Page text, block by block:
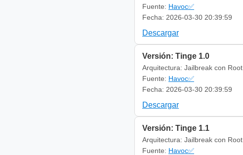
Fuente: Havoc✅
Fecha: 2026-03-30 20:39:59
Descargar
Versión: Tinge 1.0
Arquitectura: Jailbreak con Root
Fuente: Havoc✅
Fecha: 2026-03-30 20:39:59
Descargar
Versión: Tinge 1.1
Arquitectura: Jailbreak con Root
Fuente: Havoc✅